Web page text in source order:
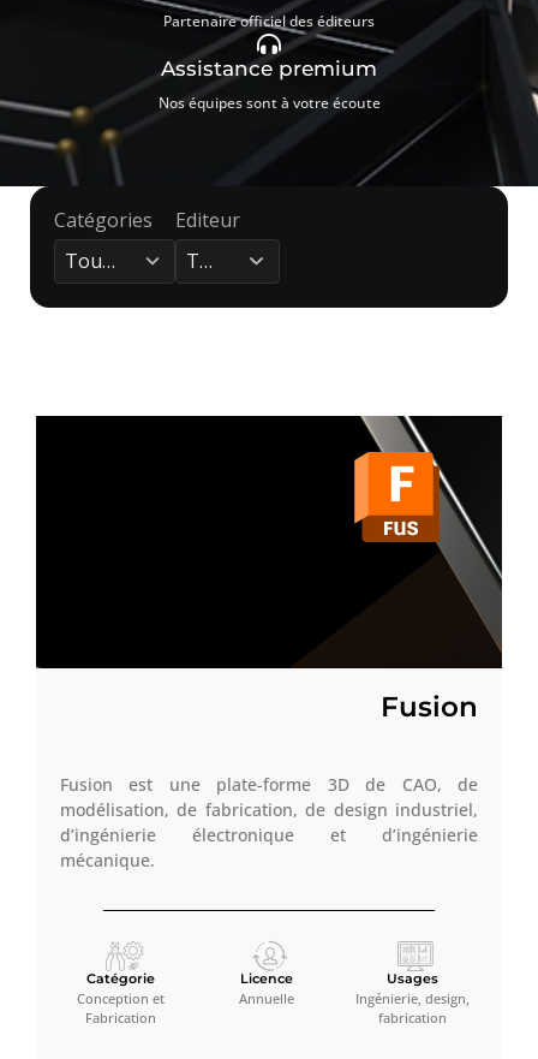
Partenaire officiel des éditeurs
Assistance premium
Nos équipes sont à votre écoute
Catégories
Toutes
4
results
available
Editeur
Tous
4
results
available
Fusion
Fusion est une plate-forme 3D de CAO, de
modélisation, de fabrication, de design industriel,
d’ingénierie électronique et d’ingénierie
mécanique.
Catégorie
Conception et
Fabrication
Licence
Annuelle
Usages
Ingénierie, design,
fabrication